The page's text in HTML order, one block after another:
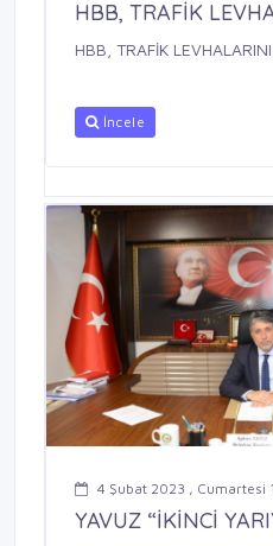
HBB, TRAFİK
HBB, TRAFİK
İncele
4 Şubat 2023 , Cumartesi
YAVUZ “İKİNCİ